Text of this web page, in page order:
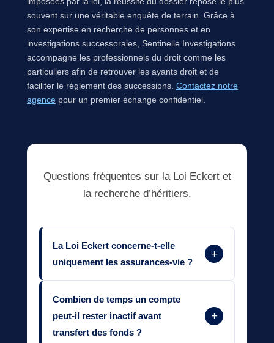
souvent sur une véritable enquête de terrain. Grâce à
son expertise en recherche de personnes et en
investigations successorales, Sentinelle Investigations
accompagne les professionnels du droit comme les
particuliers afin de retrouver les ayants droit et de
faciliter le règlement des successions. Contactez notre
agence pour un premier échange confidentiel.
Questions fréquentes sur la Loi Eckert et
la recherche d’héritiers.
La Loi Eckert concerne-t-elle
uniquement les assurances-vie ?
+
Combien de temps un compte
peut-il rester inactif avant
transfert des fonds ?
+